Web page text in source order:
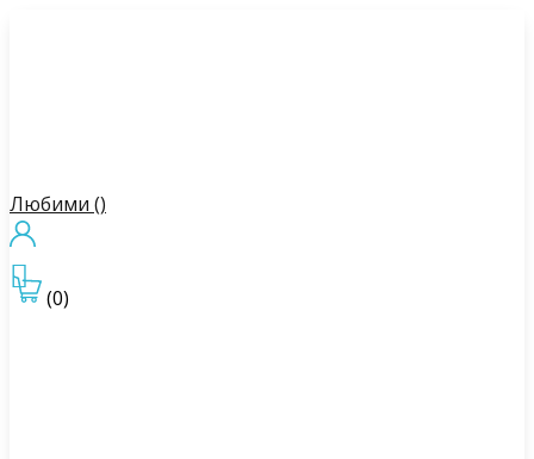
Любими ()
(0)
